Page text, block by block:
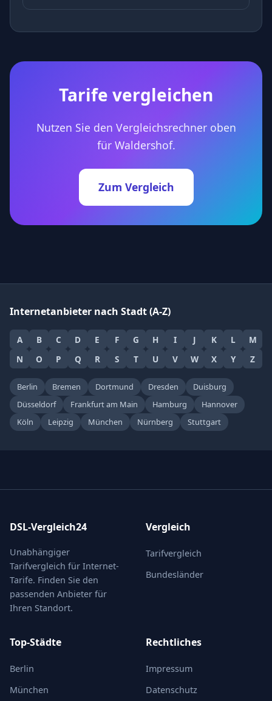
Tarife vergleichen
Nutzen Sie den Vergleichsrechner oben
für Waldershof.
Zum Vergleich
Internetanbieter nach Stadt (A-Z)
A B C D E F G H I J K L
M
N
O P Q R S T U V W X Y Z
Berlin Bremen Dortmund Dresden
Duisburg
Düsseldorf
Frankfurt am Main Hamburg
Hannover
Köln
Leipzig München Nürnberg Stuttgart
DSL-Vergleich24
Unabhängiger
Tarifvergleich für Internet-
Tarife. Finden Sie den
passenden Anbieter für
Ihren Standort.
Vergleich
Tarifvergleich
Bundesländer
Top-Städte
Berlin
München
Rechtliches
Impressum
Datenschutz